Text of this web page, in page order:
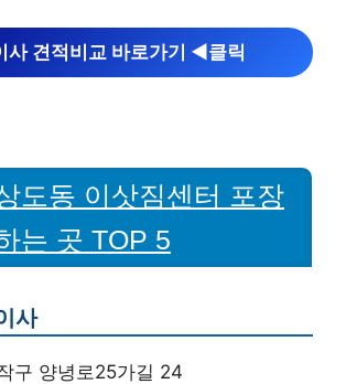
사 견적비교 바로가기 ◀︎클릭
도동 이삿짐센터 포장
는 곳 TOP 5
사
구 양녕로25가길 24